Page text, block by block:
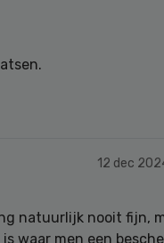
12 dec
natuurlijk nooit fijn,
waar men een